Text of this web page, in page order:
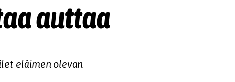
auttaa
eläimen olevan